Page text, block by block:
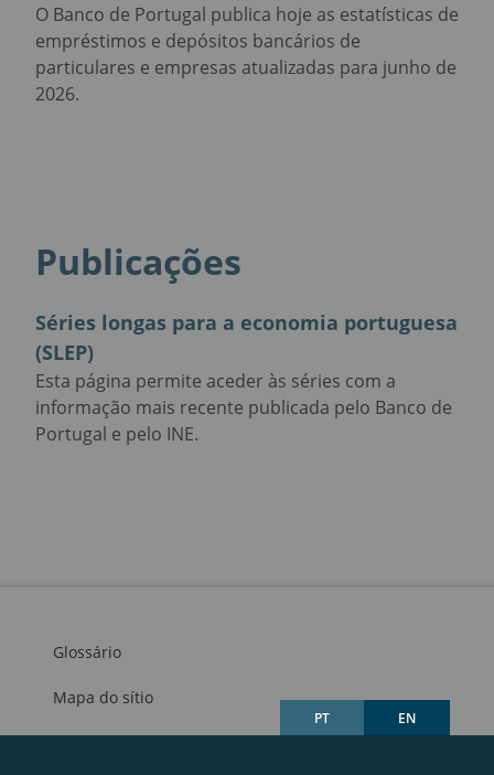
PT EN
O Banco de Portugal publica hoje as estatísticas de
empréstimos e depósitos bancários de
particulares e empresas atualizadas para junho de
2026.
Publicações
Séries longas para a economia portuguesa
(SLEP)
Esta página permite aceder às séries com a
informação mais recente publicada pelo Banco de
Portugal e pelo INE.
Glossário
Mapa do sítio
Links úteis